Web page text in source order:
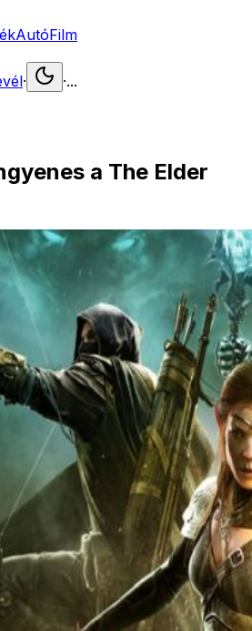
AutóFilm
· ·...
a The Elder